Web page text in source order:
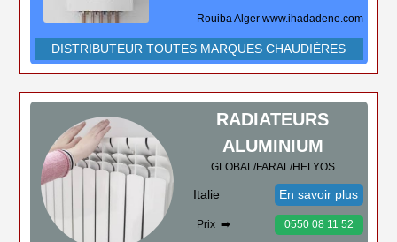
Rouiba Alger www.ihadadene.com
DISTRIBUTEUR TOUTES MARQUES CHAUDIÈRES
RADIATEURS
ALUMINIUM
GLOBAL/FARAL/HELYOS
Italie En savoir plus
Prix ➡️ 0550 08 11 52